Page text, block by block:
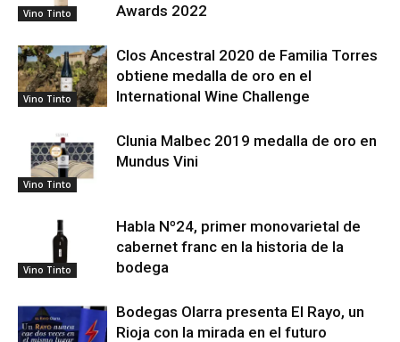
Vino Tinto
Awards 2022
Vino Tinto
Clos Ancestral 2020 de Familia Torres
obtiene medalla de oro en el
International Wine Challenge
Vino Tinto
Clunia Malbec 2019 medalla de oro en
Mundus Vini
Vino Tinto
Habla Nº24, primer monovarietal de
cabernet franc en la historia de la
bodega
Bodegas Olarra presenta El Rayo, un
Rioja con la mirada en el futuro